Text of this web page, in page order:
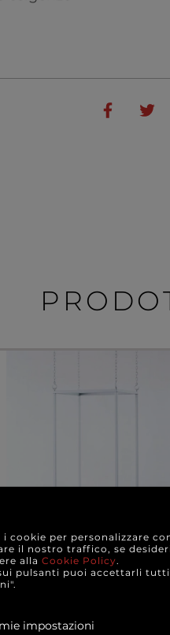
misure
i cookie per personalizzare
il nostro traffico, se
alla Cookie Policy.
pulsanti puoi accettarli
impostazioni